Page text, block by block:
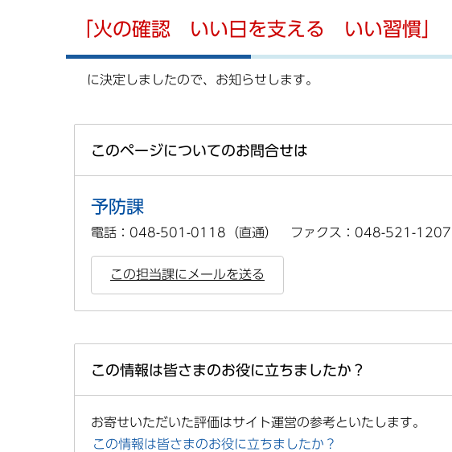
「火の確認 いい日を支える いい習慣」
に決定しましたので、お知らせします。
このページについてのお問合せは
予防課
電話：048-501-0118（直通） ファクス：048-521-1207
この担当課にメールを送る
この情報は皆さまのお役に立ちましたか？
お寄せいただいた評価はサイト運営の参考といたします。
この情報は皆さまのお役に立ちましたか？